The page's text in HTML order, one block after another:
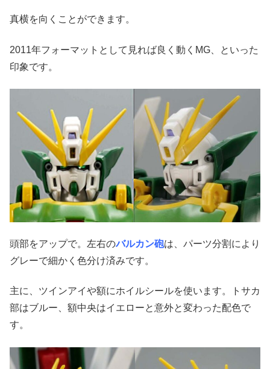
真横を向くことができます。
2011年フォーマットとして見れば良く動くMG、といった
印象です。
頭部をアップで。左右のバルカン砲は、パーツ分割により
グレーで細かく色分け済みです。
主に、ツインアイや額にホイルシールを使います。トサカ
部はブルー、額中央はイエローと意外と変わった配色で
す。